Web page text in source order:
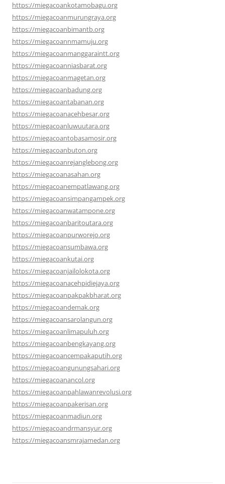
https://miegacoankotamobagu.org
https://miegacoanmurungraya.org
https://miegacoanbimantb.org
https://miegacoannmamuju.org
https://miegacoanmanggaraintt.org
https://miegacoanniasbarat.org
https://miegacoanmagetan.org
https://miegacoanbadung.org
https://miegacoantabanan.org
https://miegacoanacehbesar.org
https://miegacoanluwuutara.org
https://miegacoantobasamosir.org
https://miegacoanbuton.org
https://miegacoanrejanglebong.org
https://miegacoanasahan.org
https://miegacoanempatlawang.org
https://miegacoansimpangampek.org
https://miegacoanwatampone.org
https://miegacoanbaritoutara.org
https://miegacoanpurworejo.org
https://miegacoansumbawa.org
https://miegacoankutai.org
https://miegacoanjailolokota.org
https://miegacoanacehpidiejaya.org
https://miegacoanpakpakbharat.org
https://miegacoandemak.org
https://miegacoansarolangun.org
https://miegacoanlimapuluh.org
https://miegacoanbengkayang.org
https://miegacoancempakaputih.org
https://miegacoangunungsahari.org
https://miegacoanancol.org
https://miegacoanpahlawanrevolusi.org
https://miegacoanpakerisan.org
https://miegacoanmadiun.org
https://miegacoandrmansyur.org
https://miegacoansmrajamedan.org